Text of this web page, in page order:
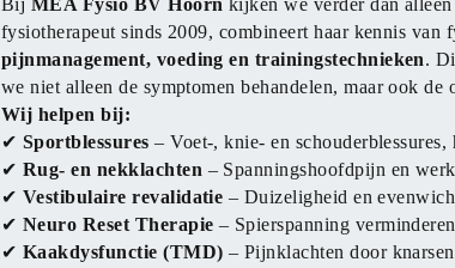
Bij MEA Fysio BV Hoorn kijken we verder dan
pijnmanagement, voeding en trainingstechnieken.
we niet alleen de symptomen behandelen, maar ook de
Wij helpen bij:
✔ Sportblessures – Voet-, knie- en schouderblessures,
✔ Rug- en nekklachten – Spanningshoofdpijn en
✔ Vestibulaire revalidatie – Duizeligheid en
✔ Neuro Reset Therapie – Spierspanning
✔ Kaakdysfunctie (TMD) – Pijnklachten door